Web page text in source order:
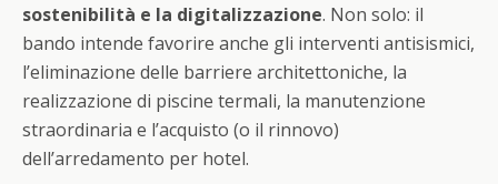
sostenibilità e la digitalizzazione. Non solo: il
bando intende favorire anche gli interventi antisismici,
l’eliminazione delle barriere architettoniche, la
realizzazione di piscine termali, la manutenzione
straordinaria e l’acquisto (o il rinnovo)
dell’arredamento per hotel.